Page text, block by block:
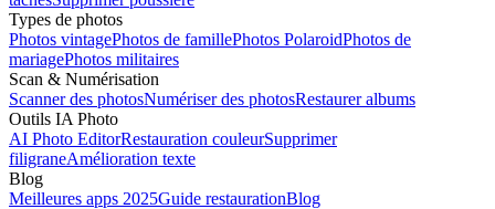
Types de photos
Photos vintagePhotos de famillePhotos PolaroidPhotos de
mariagePhotos militaires
Scan & Numérisation
Scanner des photosNumériser des photosRestaurer albums
Outils IA Photo
AI Photo EditorRestauration couleurSupprimer
filigraneAmélioration texte
Blog
Meilleures apps 2025Guide restaurationBlog